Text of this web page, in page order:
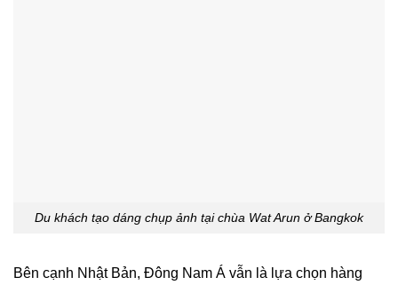
Du khách tạo dáng chụp ảnh tại chùa Wat Arun ở Bangkok
Bên cạnh Nhật Bản, Đông Nam Á vẫn là lựa chọn hàng